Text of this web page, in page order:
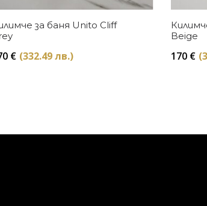
Купи
за баня Unito Cliff
€ (332.49 лв.)
Beige
170 €